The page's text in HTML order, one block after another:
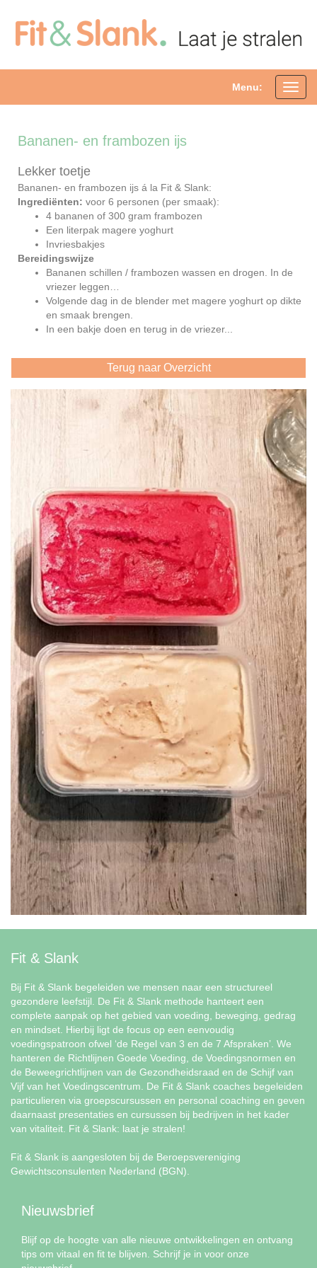
Menu:
Bananen- en frambozen ijs
Lekker toetje
Bananen- en frambozen ijs á la Fit & Slank:
Ingrediënten: voor 6 personen (per smaak):
4 bananen of 300 gram frambozen
Een literpak magere yoghurt
Invriesbakjes
Bereidingswijze
Bananen schillen / frambozen wassen en drogen. In de
vriezer leggen…
Volgende dag in de blender met magere yoghurt op dikte
en smaak brengen.
In een bakje doen en terug in de vriezer...
Terug naar Overzicht
Fit & Slank
Bij Fit & Slank begeleiden we mensen naar een structureel
gezondere leefstijl. De Fit & Slank methode hanteert een
complete aanpak op het gebied van voeding, beweging, gedrag
en mindset. Hierbij ligt de focus op een eenvoudig
voedingspatroon ofwel ‘de Regel van 3 en de 7 Afspraken’. We
hanteren de Richtlijnen Goede Voeding, de Voedingsnormen en
de Beweegrichtlijnen van de Gezondheidsraad en de Schijf van
Vijf van het Voedingscentrum. De Fit & Slank coaches begeleiden
particulieren via groepscursussen en personal coaching en geven
daarnaast presentaties en cursussen bij bedrijven in het kader
van vitaliteit. Fit & Slank: laat je stralen!
Fit & Slank is aangesloten bij de Beroepsvereniging
Gewichtsconsulenten Nederland (BGN).
Nieuwsbrief
Blijf op de hoogte van alle nieuwe ontwikkelingen en ontvang
tips om vitaal en fit te blijven. Schrijf je in voor onze